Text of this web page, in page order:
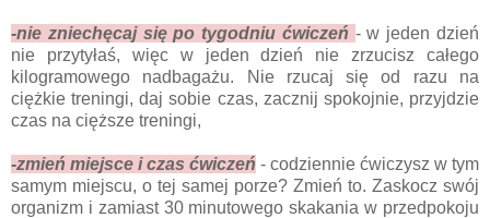
-nie zniechęcaj się po tygodniu ćwiczeń - w jeden dzień
nie przytyłaś, więc w jeden dzień nie zrzucisz całego
kilogramowego nadbagażu. Nie rzucaj się od razu na
ciężkie treningi, daj sobie czas, zacznij spokojnie, przyjdzie
czas na cięższe treningi,
-zmień miejsce i czas ćwiczeń - codziennie ćwiczysz w tym
samym miejscu, o tej samej porze? Zmień to. Zaskocz swój
organizm i zamiast 30 minutowego skakania w przedpokoju